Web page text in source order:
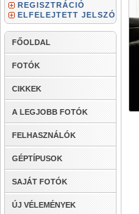
REGISZTRÁCIÓ
ELFELEJTETT JELSZÓ
FŐOLDAL
FOTÓK
CIKKEK
A LEGJOBB FOTÓK
FELHASZNÁLÓK
GÉPTÍPUSOK
SAJÁT FOTÓK
ÚJ VÉLEMÉNYEK